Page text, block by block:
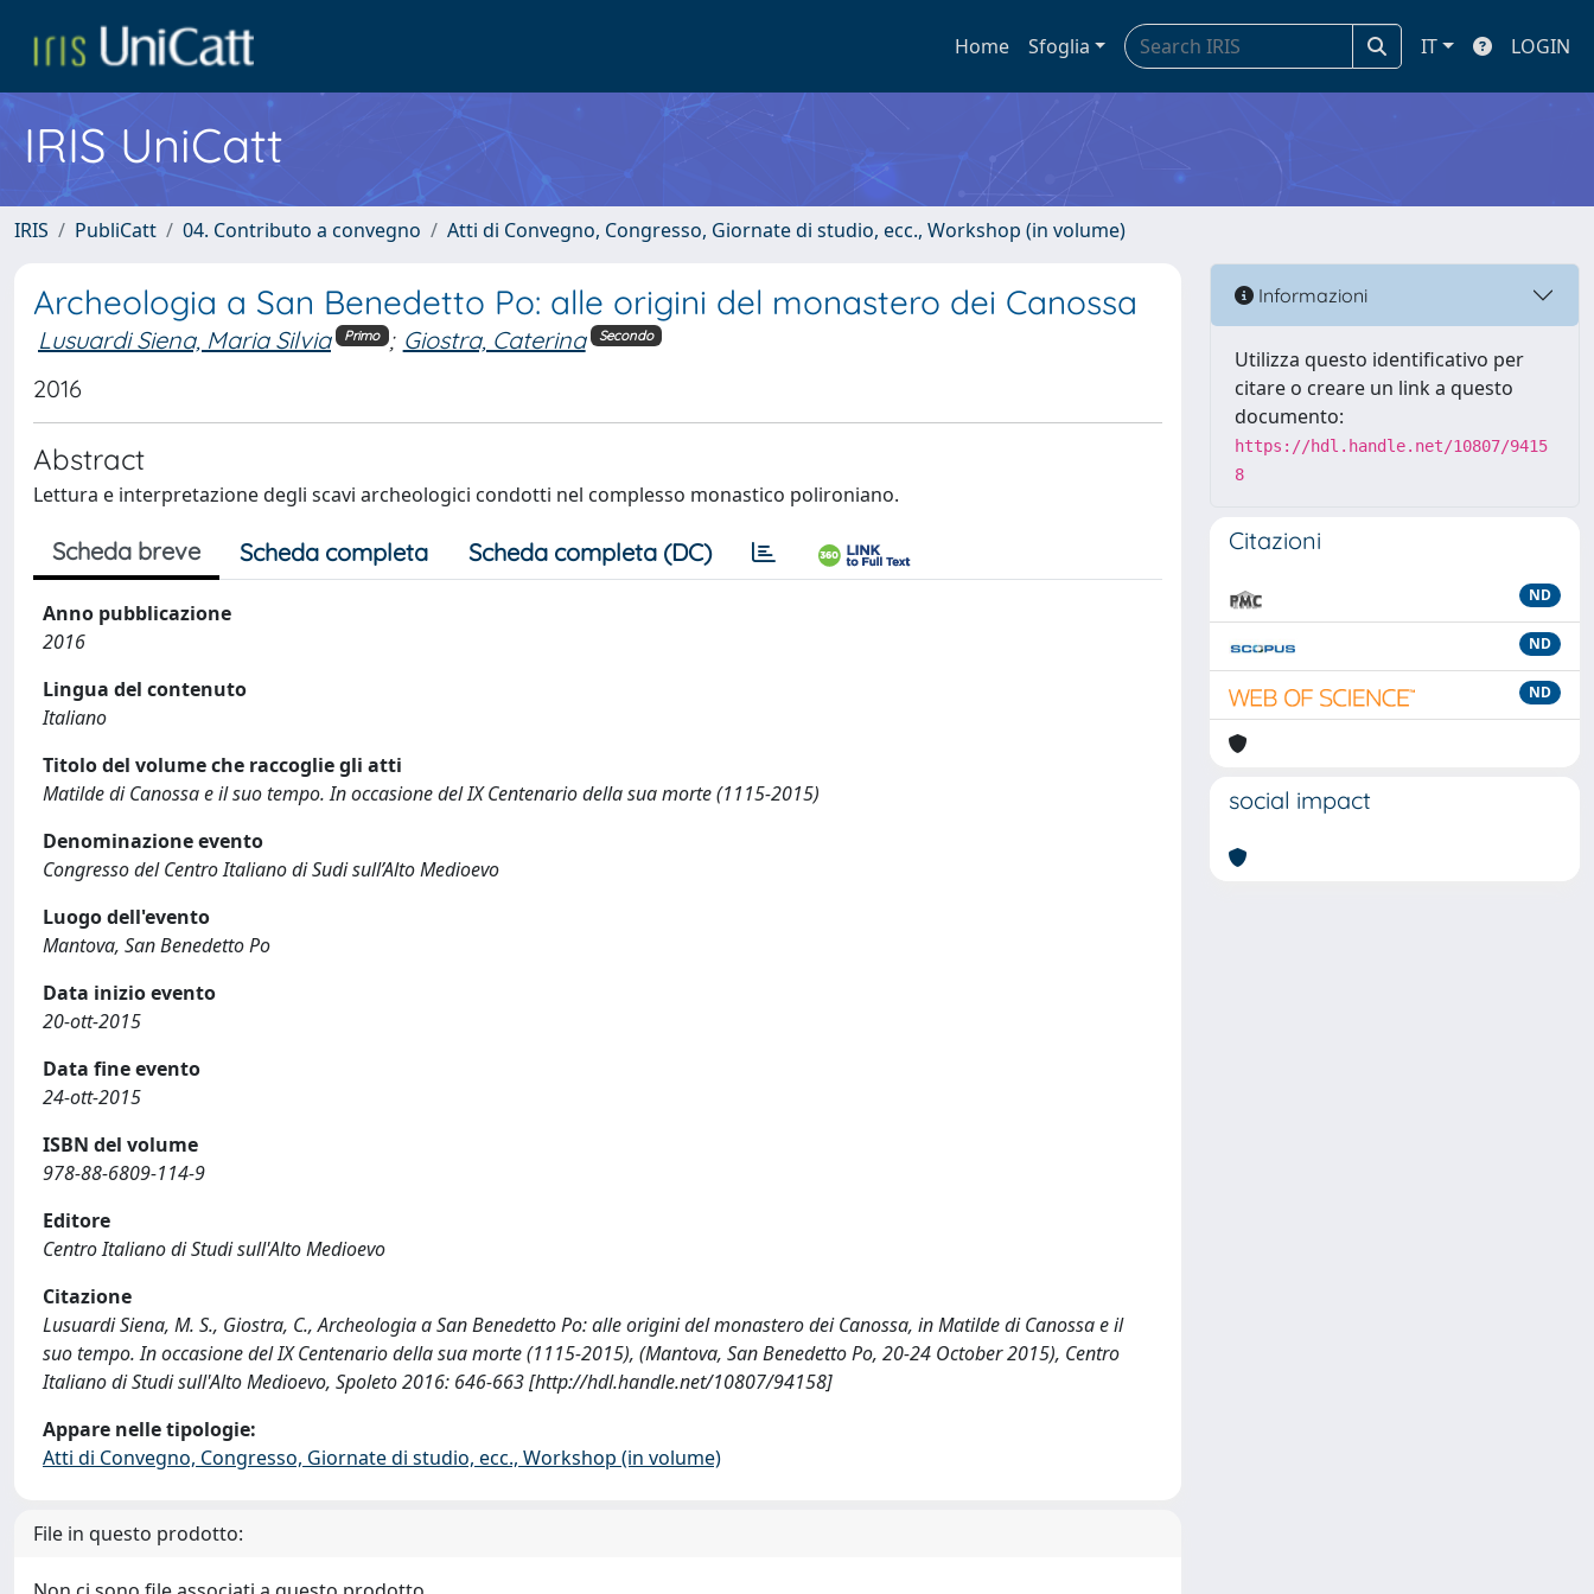
Home Sfoglia IT LOGIN
IRIS UniCatt
IRIS PubliCatt 04. Contributo a convegno Atti di Convegno, Congresso, Giornate di studio, ecc., Workshop (in volume)
Archeologia a San Benedetto Po: alle origini del monastero dei Canossa
Lusuardi Siena, Maria Silvia Primo ; Giostra, Caterina Secondo
2016
Abstract
Lettura e interpretazione degli scavi archeologici condotti nel complesso monastico polironiano.
Scheda breve Scheda completa Scheda completa (DC)
Anno pubblicazione
2016
Lingua del contenuto
Italiano
Titolo del volume che raccoglie gli atti
Matilde di Canossa e il suo tempo. In occasione del IX Centenario della sua morte (1115-2015)
Denominazione evento
Congresso del Centro Italiano di Sudi sull’Alto Medioevo
Luogo dell'evento
Mantova, San Benedetto Po
Data inizio evento
20-ott-2015
Data fine evento
24-ott-2015
ISBN del volume
978-88-6809-114-9
Editore
Centro Italiano di Studi sull'Alto Medioevo
Citazione
Lusuardi Siena, M. S., Giostra, C., Archeologia a San Benedetto Po: alle origini del monastero dei Canossa, in Matilde di Canossa e il
suo tempo. In occasione del IX Centenario della sua morte (1115-2015), (Mantova, San Benedetto Po, 20-24 October 2015), Centro
Italiano di Studi sull'Alto Medioevo, Spoleto 2016: 646-663 [http://hdl.handle.net/10807/94158]
Appare nelle tipologie:
Atti di Convegno, Congresso, Giornate di studio, ecc., Workshop (in volume)
File in questo prodotto:
Informazioni
Utilizza questo identificativo per
citare o creare un link a questo
documento:
https://hdl.handle.net/10807/9415
8
Citazioni
ND
ND
ND
social impact